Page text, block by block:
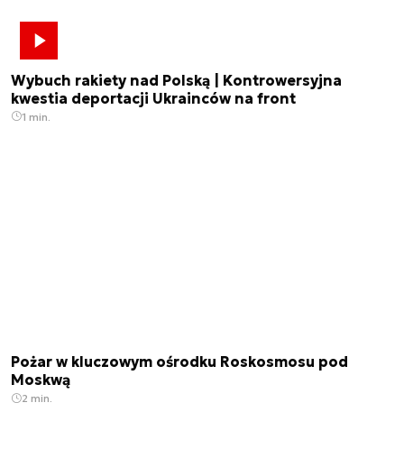
Wybuch rakiety nad Polską | Kontrowersyjna
kwestia deportacji Ukrainców na front
1 min.
Pożar w kluczowym ośrodku Roskosmosu pod
Moskwą
2 min.